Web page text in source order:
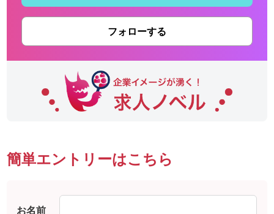
フォローする
簡単エントリーはこちら
お名前